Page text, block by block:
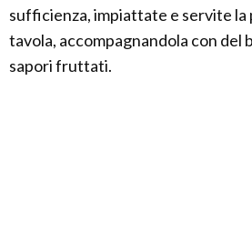
sufficienza, impiattate e servite la
tavola, accompagnandola con del
sapori fruttati.